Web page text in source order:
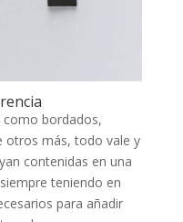
como bordados,
otros más, todo vale y
contenidas en una
teniendo en
para añadir